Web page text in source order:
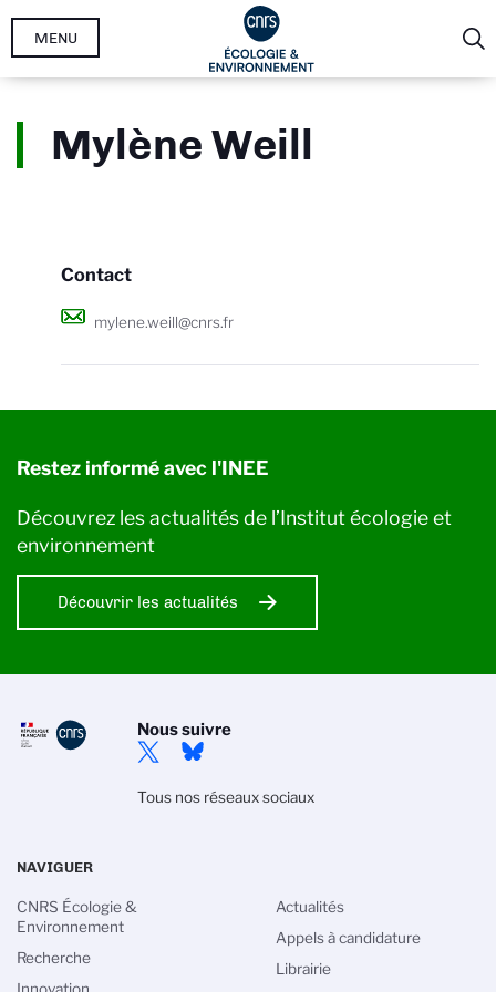
Aller
MENU
Mylène Weill
Contact
mylene.weill@cnrs.fr
Restez informé avec l'INEE
Découvrez les actualités de l’Institut écologie et
environnement
Découvrir les actualités
Nous suivre
Tous nos réseaux sociaux
NAVIGUER
CNRS Écologie &
Environnement
Recherche
Actualités
Appels à candidature
Librairie